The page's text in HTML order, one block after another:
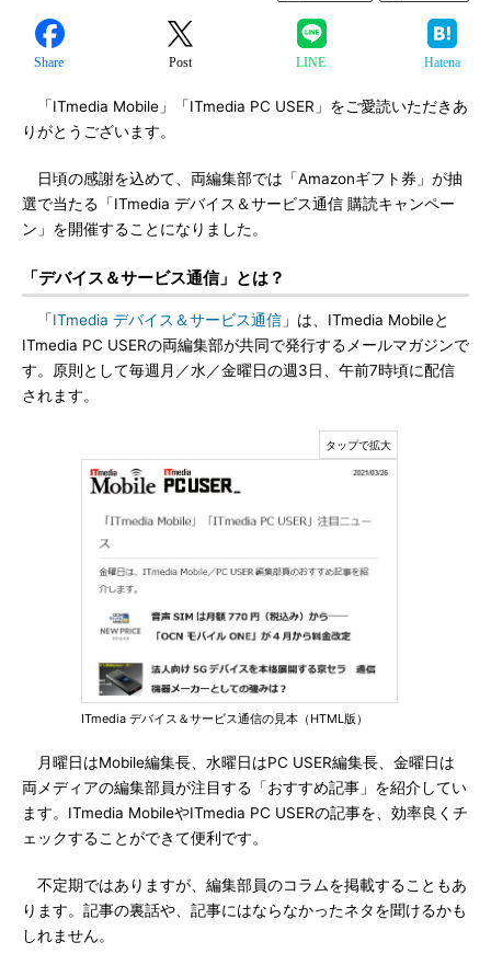
Share Post LINE Hatena
「ITmedia Mobile」「ITmedia PC USER」をご愛読いただきあ
りがとうございます。
日頃の感謝を込めて、両編集部では「Amazonギフト券」が抽
選で当たる「ITmedia デバイス＆サービス通信 購読キャンペー
ン」を開催することになりました。
「デバイス＆サービス通信」とは？
「ITmedia デバイス＆サービス通信 」は、ITmedia Mobileと
ITmedia PC USERの両編集部が共同で発行するメールマガジンで
す。原則として毎週月／水／金曜日の週3日、午前7時頃に配信
されます。
ITmedia デバイス＆サービス通信の見本（HTML版）
月曜日はMobile編集長、水曜日はPC USER編集長、金曜日は
両メディアの編集部員が注目する「おすすめ記事」を紹介してい
ます。ITmedia MobileやITmedia PC USERの記事を、効率良くチ
ェックすることができて便利です。
不定期ではありますが、編集部員のコラムを掲載することもあ
ります。記事の裏話や、記事にはならなかったネタを聞けるかも
しれません。